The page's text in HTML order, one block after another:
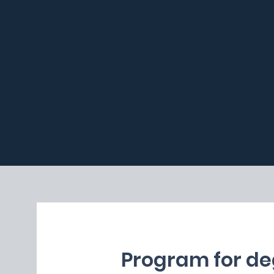
Program for